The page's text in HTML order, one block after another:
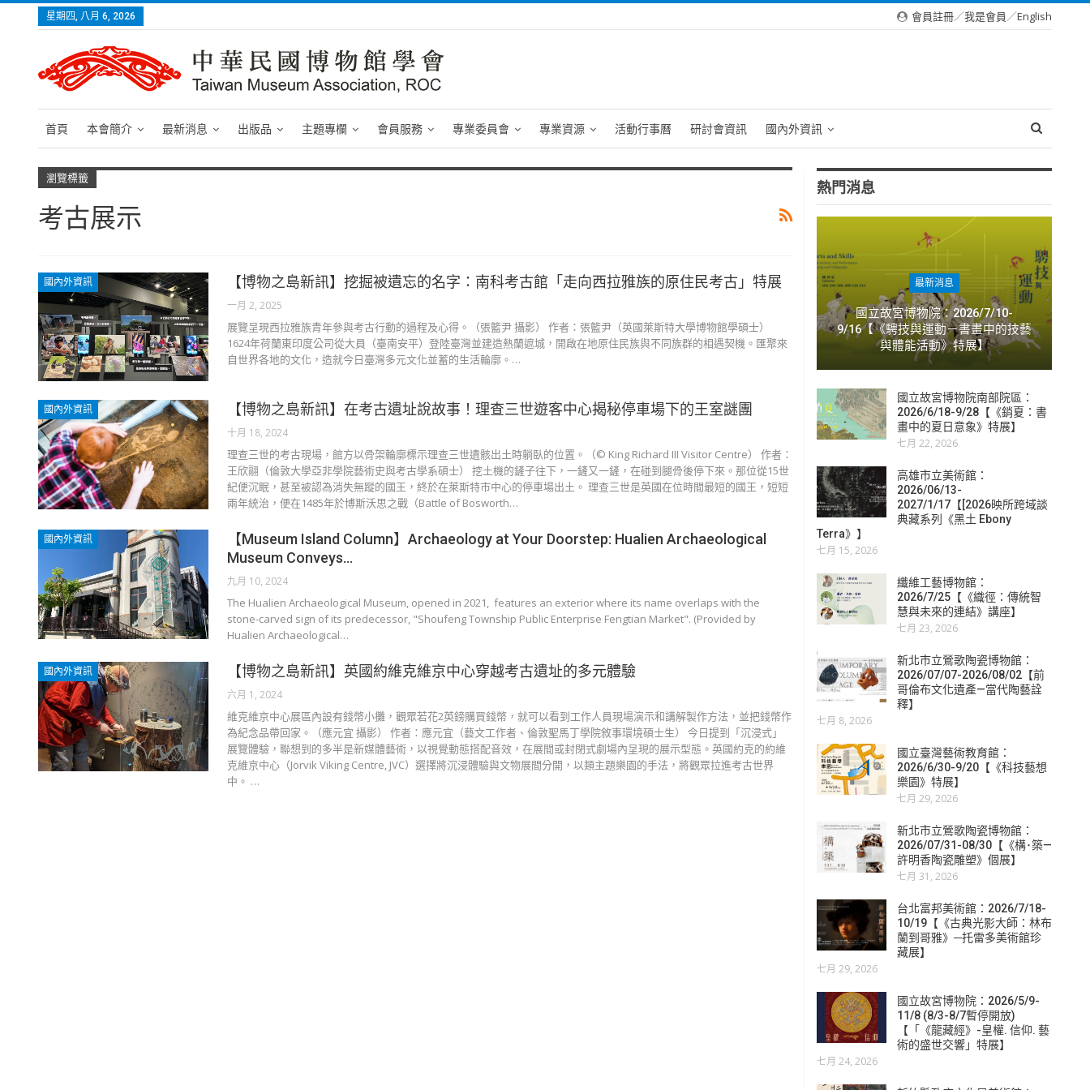
星期四, 八月 6, 2026 會員註冊／我是會員／English
首頁 本會簡介 最新消息 出版品 主題專欄 會員服務 專業委員會 專業資源 活動行事曆 研討會資訊 國內外資訊
瀏覽標籤
考古展示
國內外資訊 【博物之島新訊】挖掘被遺忘的名字：南科考古館「走向西拉雅族的原住民考古」特展
一月 2, 2025
展覽呈現西拉雅族青年參與考古行動的過程及心得。（張籃尹 攝影） 作者：張籃尹（英國萊斯特大學博物館學碩士）
1624年荷蘭東印度公司從大員（臺南安平）登陸臺灣並建造熱蘭遮城，開啟在地原住民族與不同族群的相遇契機。匯聚來
自世界各地的文化，造就今日臺灣多元文化並蓄的生活輪廓。…
國內外資訊 【博物之島新訊】在考古遺址說故事！理查三世遊客中心揭秘停車場下的王室謎團
十月 18, 2024
理查三世的考古現場，館方以骨架輪廓標示理查三世遺骸出土時躺臥的位置。（© King Richard III Visitor Centre） 作者：
王欣翮（倫敦大學亞非學院藝術史與考古學系碩士） 挖土機的鏟子往下，一鏟又一鏟，在碰到腿骨後停下來。那位從15世
紀便沉眠，甚至被認為消失無蹤的國王，終於在萊斯特市中心的停車場出土。 理查三世是英國在位時間最短的國王，短短
兩年統治，便在1485年於博斯沃思之戰（Battle of Bosworth…
國內外資訊
【Museum Island Column】Archaeology at Your Doorstep: Hualien Archaeological
Museum Conveys…
九月 10, 2024
The Hualien Archaeological Museum, opened in 2021, features an exterior where its name overlaps with the
stone-carved sign of its predecessor, "Shoufeng Township Public Enterprise Fengtian Market". (Provided by
Hualien Archaeological…
國內外資訊 【博物之島新訊】英國約維克維京中心穿越考古遺址的多元體驗
六月 1, 2024
維克維京中心展區內設有錢幣小攤，觀眾若花2英鎊購買錢幣，就可以看到工作人員現場演示和講解製作方法，並把錢幣作
為紀念品帶回家。（應元宜 攝影） 作者：應元宜（藝文工作者、倫敦聖馬丁學院敘事環境碩士生） 今日提到「沉浸式」
展覽體驗，聯想到的多半是新媒體藝術，以視覺動態搭配音效，在展間或封閉式劇場內呈現的展示型態。英國約克的約維
克維京中心（Jorvik Viking Centre, JVC）選擇將沉浸體驗與文物展間分開，以類主題樂園的手法，將觀眾拉進考古世界
中。 …
熱門消息
最新消息
國立故宮博物院：2026/7/10-
9/16【《騁技與運動－書畫中的技藝
與體能活動》特展】
國立故宮博物院南部院區：
2026/6/18-9/28【《銷夏：書
畫中的夏日意象》特展】
七月 22, 2026
高雄市立美術館：
2026/06/13-
2027/1/17【[2026映所跨域談
典藏系列《黑土 Ebony
Terra》】
七月 15, 2026
纖維工藝博物館：
2026/7/25【《織徑：傳統智
慧與未來的連結》講座】
七月 23, 2026
新北市立鶯歌陶瓷博物館：
2026/07/07-2026/08/02【前
哥倫布文化遺產—當代陶藝詮
釋】
七月 8, 2026
國立臺灣藝術教育館：
2026/6/30-9/20【《科技藝想
樂園》特展】
七月 29, 2026
新北市立鶯歌陶瓷博物館：
2026/07/31-08/30【《構･築—
許明香陶瓷雕塑》個展】
七月 31, 2026
台北富邦美術館：2026/7/18-
10/19【《古典光影大師：林布
蘭到哥雅》─托雷多美術館珍
藏展】
七月 29, 2026
國立故宮博物院：2026/5/9-
11/8 (8/3-8/7暫停開放)
【「《龍藏經》-皇權. 信仰. 藝
術的盛世交響」特展】
七月 24, 2026